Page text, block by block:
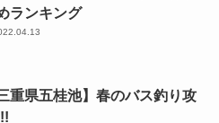
ランキング
三重県五桂池】春のバス釣り攻